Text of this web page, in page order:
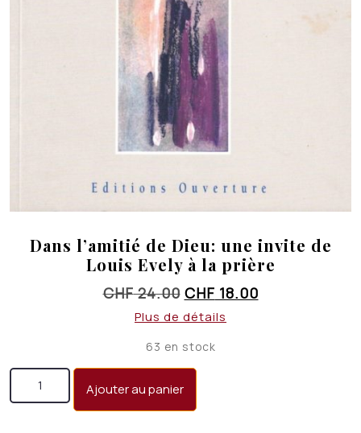
Dans l’amitié de Dieu: une invite de
Louis Evely à la prière
CHF24.00 Le
prix
était :
CHF 18.00Le
Plus de détails
63 en stock
quantité de Dans l'amitié de Dieu: une invite de Louis
Evely à la prière
Ajouter au panier